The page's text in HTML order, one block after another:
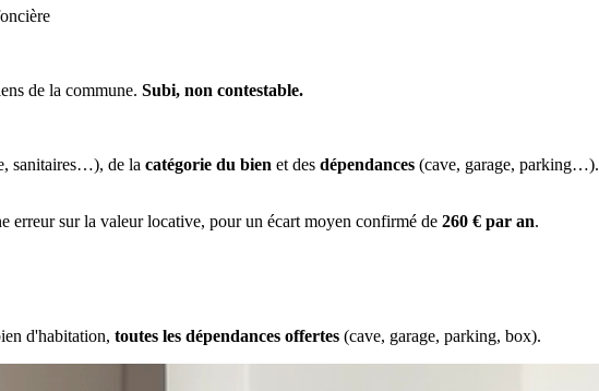
de la commune. Subi, non contestable.
sanitaires…), de la catégorie du bien et des dépendances (cave, garage, parking…).
erreur sur la valeur locative, pour un écart moyen confirmé de 260 € par an.
d'habitation, toutes les dépendances offertes (cave, garage, parking, box).